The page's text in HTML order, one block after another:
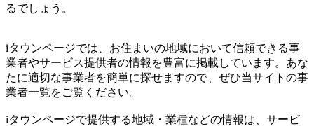
るでしょう。
iタウンページでは、お住まいの地域において信頼できる事
業者やサービス提供者の情報を豊富に掲載しています。あな
たに適切な事業者を簡単に探せますので、ぜひ当サイトの事
業者一覧をご覧ください。
iタウンページで提供する地域・業種などの情報は、サービ